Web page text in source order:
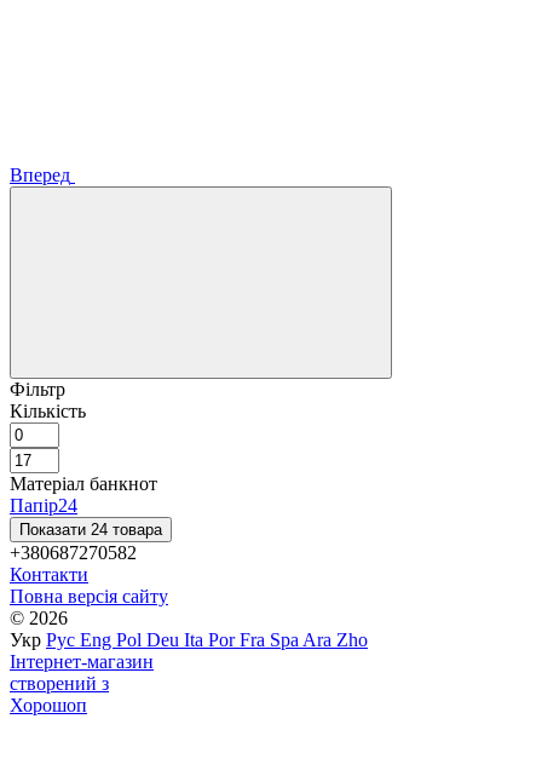
Вперед
Фільтр
Кількість
Матеріал банкнот
Папір24
Показати 24 товара
+380687270582
Контакти
Повна версія сайту
© 2026
Укр Рус Eng Pol Deu Ita PorFra Spa Ara Zho
Інтернет-магазин
створений з
Хорошоп